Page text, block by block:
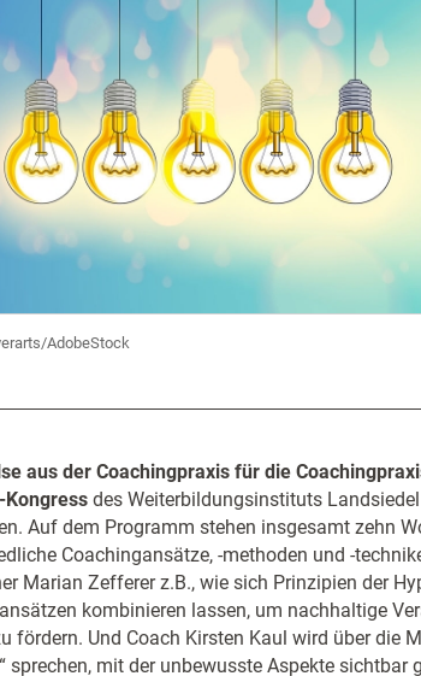
AdobeStock
aus der Coachingpraxis für die
Kongress des Weiterbildungsinstituts
Auf dem Programm stehen insgesamt zehn
Coachingansätze, -methoden und -
Marian Zefferer z.B., wie sich Prinzipien der
kombinieren lassen, um nachhaltige
fördern. Und Coach Kirsten Kaul wird über die
sprechen, mit der unbewusste Aspekte sichtbar